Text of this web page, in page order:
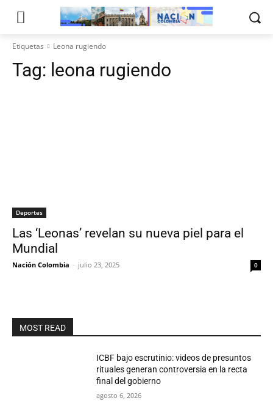
Etiquetas Leona rugiendo
Tag: leona rugiendo
Deportes
Las ‘Leonas’ revelan su nueva piel para el
Mundial
Nación Colombia - julio 23, 2025 0
MOST READ
ICBF bajo escrutinio: videos de presuntos
rituales generan controversia en la recta
final del gobierno
agosto 6, 2026